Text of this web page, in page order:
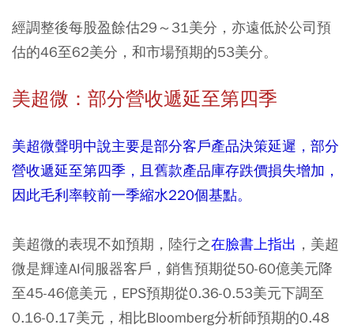
經調整後每股盈餘估29～31美分，亦遠低於公司預
估的46至62美分，和市場預期的53美分。
美超微：部分營收遞延至第四季
美超微聲明中說主要是部分客戶產品決策延遲，部分
營收遞延至第四季，且舊款產品庫存跌價損失增加，
因此毛利率較前一季縮水220個基點。
美超微的表現不如預期，陸行之在臉書上指出 ，美超
微是輝達AI伺服器客戶，銷售預期從50-60億美元降
至45-46億美元，EPS預期從0.36-0.53美元下調至
0.16-0.17美元，相比Bloomberg分析師預期的0.48